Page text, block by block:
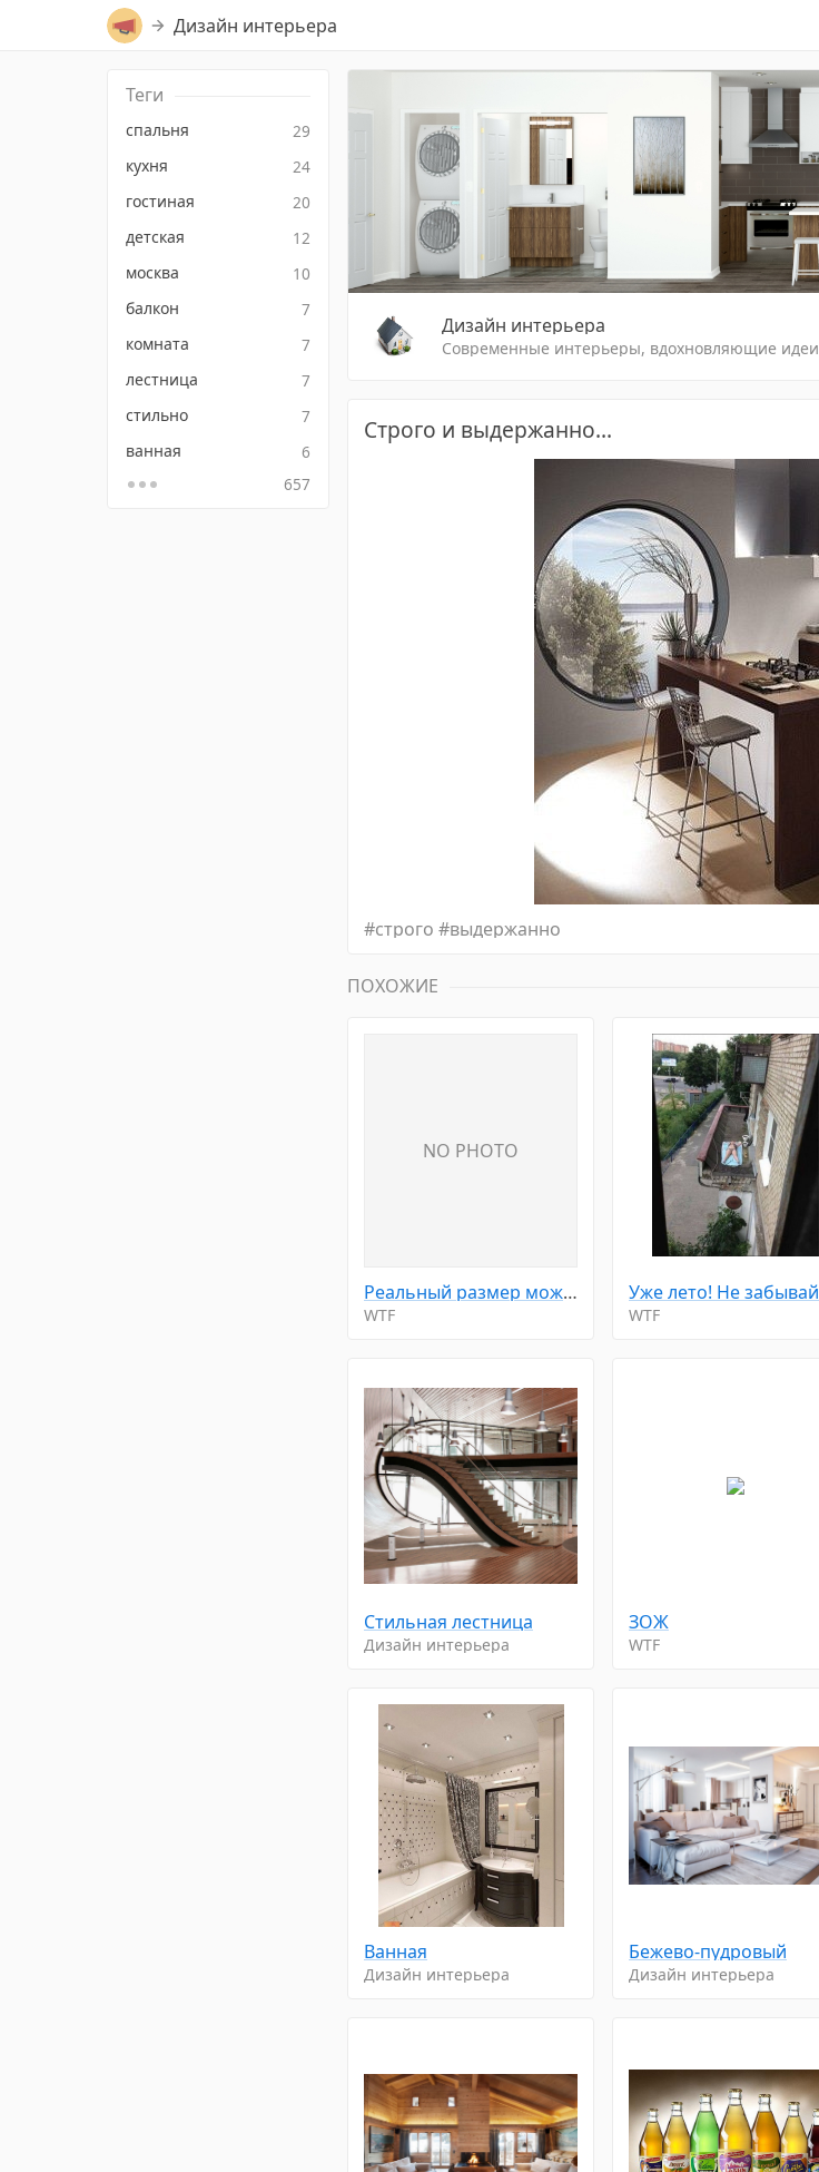
Дизайн интерьера
Теги
спальня
29
кухня
24
гостиная
20
детская
12
москва
10
балкон
7
комната
7
лестница
7
стильно
7
ванная
6
657
Дизайн интерьера
Современные интерьеры, вдохновляющие идеи
Строго и выдержанно...
#строго #выдержанно
ПОХОЖИЕ
NO PHOTO
Реальный размер может отличаться
WTF WTF
Стильнaя лeстница
Дизайн интерьера
ЗОЖ
WTF
Ванная
Дизайн интерьера
Бежево-пудровый
Дизайн интерьера